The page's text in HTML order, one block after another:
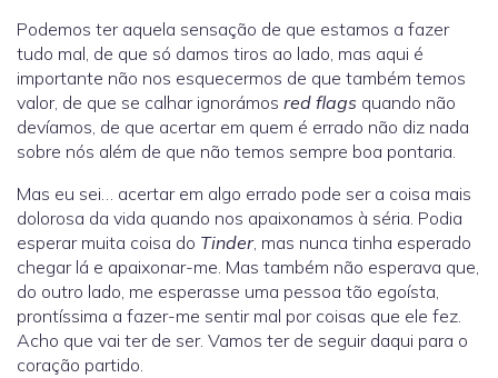
Podemos ter aquela sensação de que estamos a fazer
tudo mal, de que só damos tiros ao lado, mas aqui é
importante não nos esquecermos de que também temos
valor, de que se calhar ignorámos red flags quando não
devíamos, de que acertar em quem é errado não diz nada
sobre nós além de que não temos sempre boa pontaria.
Mas eu sei… acertar em algo errado pode ser a coisa mais
dolorosa da vida quando nos apaixonamos à séria. Podia
esperar muita coisa do Tinder, mas nunca tinha esperado
chegar lá e apaixonar-me. Mas também não esperava que,
do outro lado, me esperasse uma pessoa tão egoísta,
prontíssima a fazer-me sentir mal por coisas que ele fez.
Acho que vai ter de ser. Vamos ter de seguir daqui para o
coração partido.